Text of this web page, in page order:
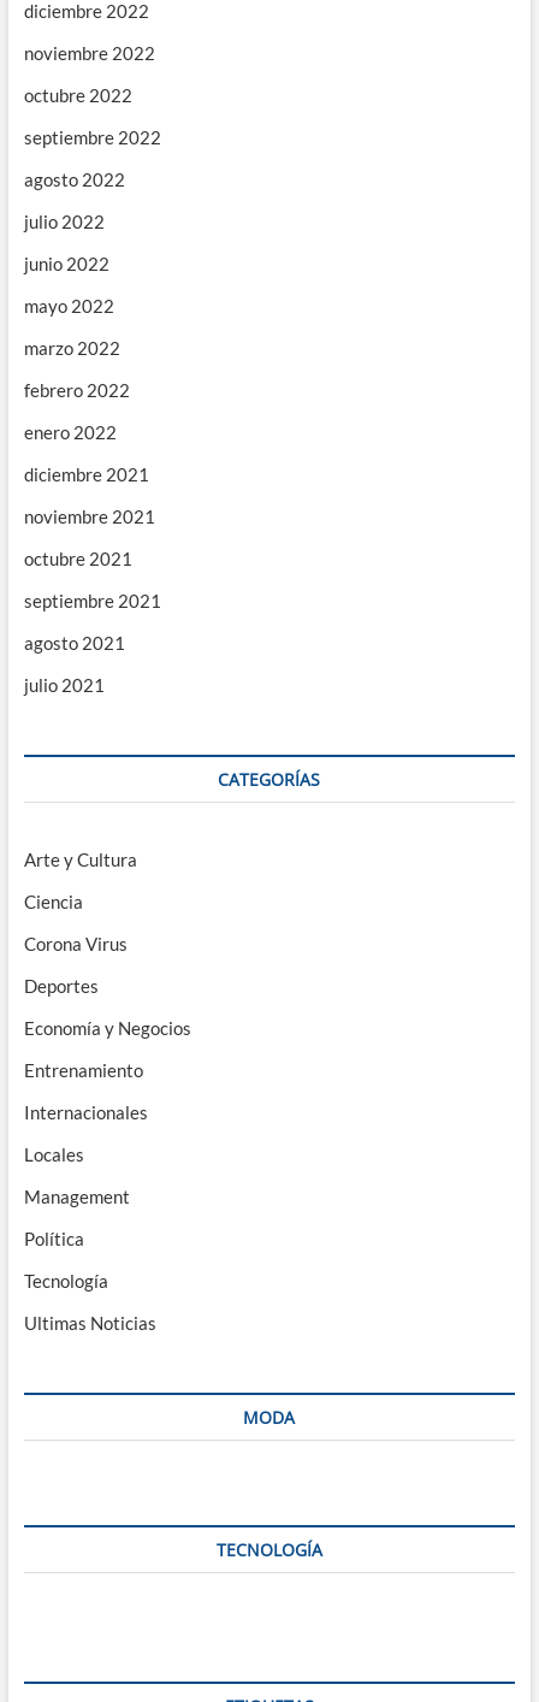
diciembre 2022
noviembre 2022
octubre 2022
septiembre 2022
agosto 2022
julio 2022
junio 2022
mayo 2022
marzo 2022
febrero 2022
enero 2022
diciembre 2021
noviembre 2021
octubre 2021
septiembre 2021
agosto 2021
julio 2021
CATEGORÍAS
Arte y Cultura
Ciencia
Corona Virus
Deportes
Economía y Negocios
Entrenamiento
Internacionales
Locales
Management
Política
Tecnología
Ultimas Noticias
MODA
TECNOLOGÍA